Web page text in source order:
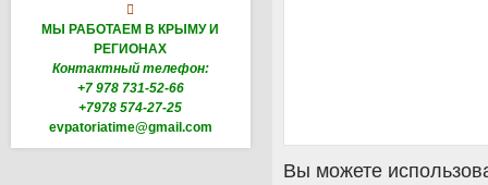

МЫ РАБОТАЕМ В КРЫМУ И
РЕГИОНАХ
Контактный телефон:
+7 978 731-52-66
+7978 574-27-25
evpatoriatime@gmail.com
Вы можете